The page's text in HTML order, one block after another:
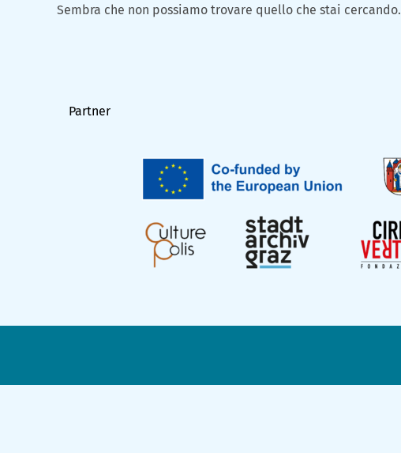
Sembra che non possiamo trovare quello che stai cercando.
Partner